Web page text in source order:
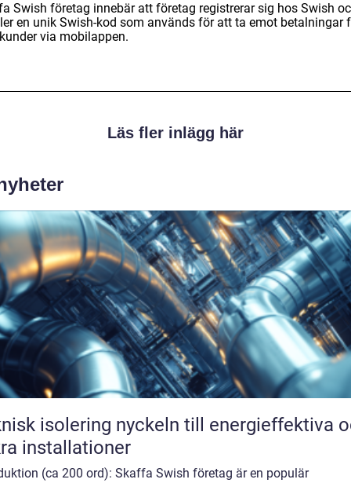
Swish företag innebär att företag registrerar sig hos Swish
en unik Swish-kod som används för att ta emot betalningar
via mobilappen.
Läs fler inlägg här
nyckeln till energieffektiva och
installationer
(ca 200 ord): Skaffa Swish företag är en populär